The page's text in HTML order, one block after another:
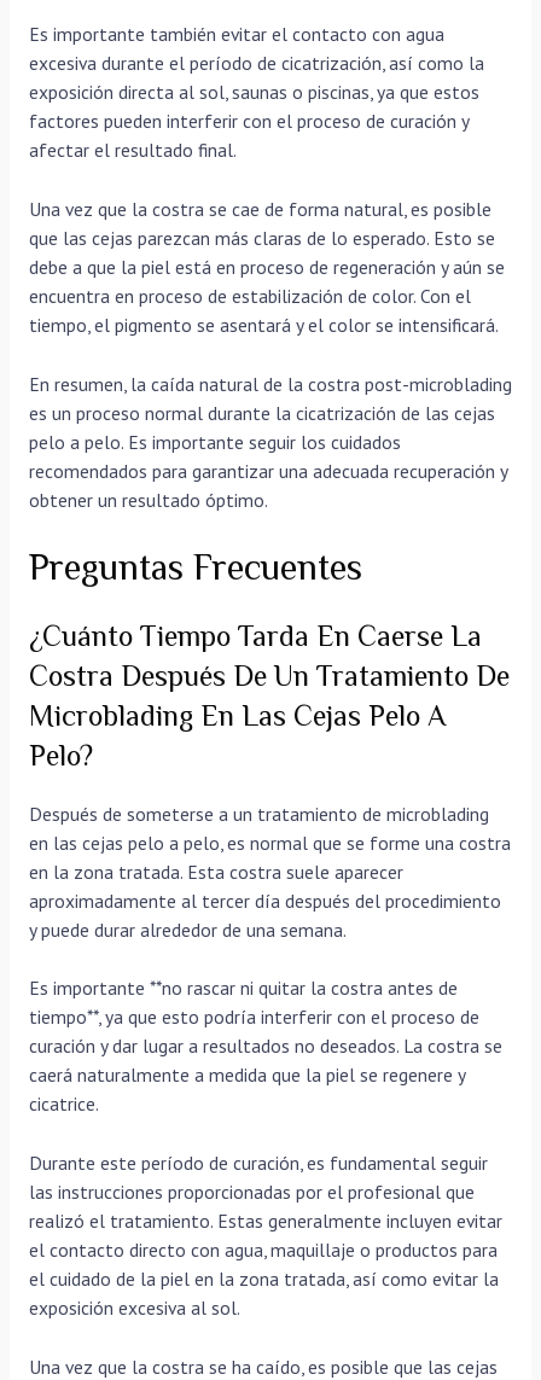
Es importante también evitar el contacto con agua
excesiva durante el período de cicatrización, así como la
exposición directa al sol, saunas o piscinas, ya que estos
factores pueden interferir con el proceso de curación y
afectar el resultado final.
Una vez que la costra se cae de forma natural, es posible
que las cejas parezcan más claras de lo esperado. Esto se
debe a que la piel está en proceso de regeneración y aún se
encuentra en proceso de estabilización de color. Con el
tiempo, el pigmento se asentará y el color se intensificará.
En resumen, la caída natural de la costra post-microblading
es un proceso normal durante la cicatrización de las cejas
pelo a pelo. Es importante seguir los cuidados
recomendados para garantizar una adecuada recuperación y
obtener un resultado óptimo.
Preguntas Frecuentes
¿Cuánto Tiempo Tarda En Caerse La
Costra Después De Un Tratamiento De
Microblading En Las Cejas Pelo A
Pelo?
Después de someterse a un tratamiento de microblading
en las cejas pelo a pelo, es normal que se forme una costra
en la zona tratada. Esta costra suele aparecer
aproximadamente al tercer día después del procedimiento
y puede durar alrededor de una semana.
Es importante **no rascar ni quitar la costra antes de
tiempo**, ya que esto podría interferir con el proceso de
curación y dar lugar a resultados no deseados. La costra se
caerá naturalmente a medida que la piel se regenere y
cicatrice.
Durante este período de curación, es fundamental seguir
las instrucciones proporcionadas por el profesional que
realizó el tratamiento. Estas generalmente incluyen evitar
el contacto directo con agua, maquillaje o productos para
el cuidado de la piel en la zona tratada, así como evitar la
exposición excesiva al sol.
Una vez que la costra se ha caído, es posible que las cejas